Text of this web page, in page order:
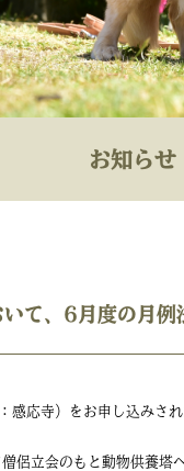
お知らせ
て、6月度の月例
応寺）をお申し込みされ
侶立会のもと動物供養塔